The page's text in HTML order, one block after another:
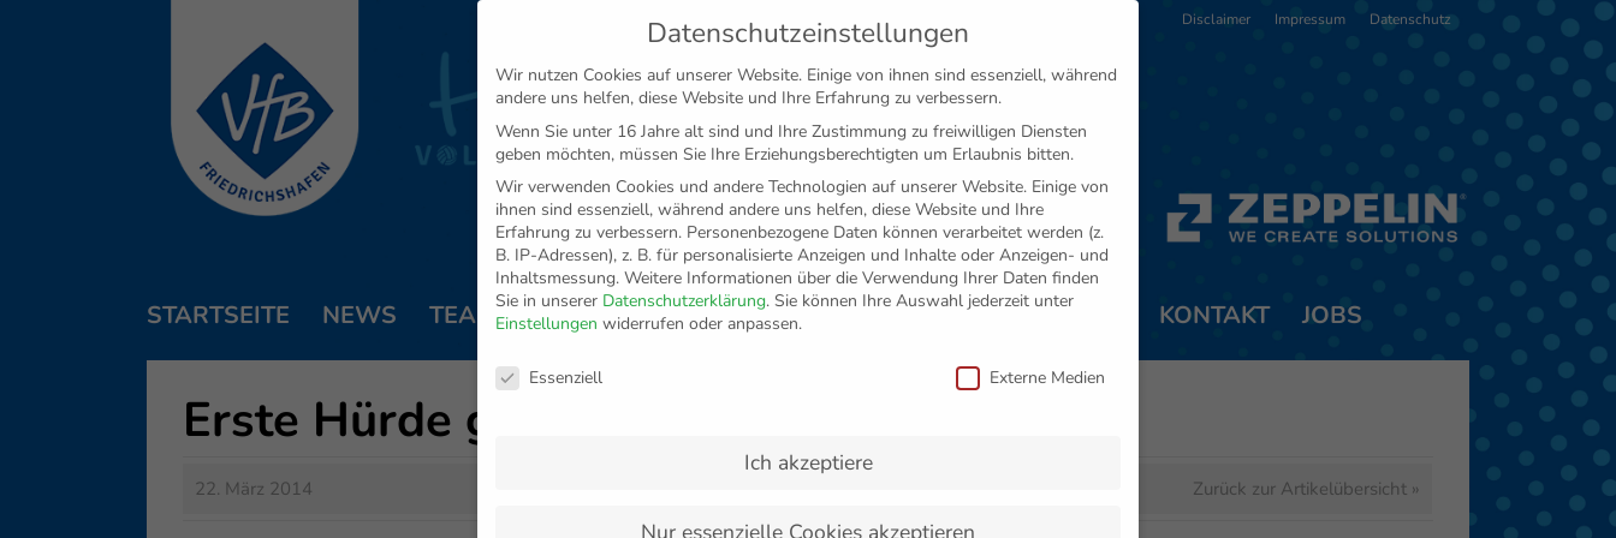
Disclaimer Impressum Datenschutz
STARTSEITE NEWS TEAM TICKETS FANSHOP VFB MEDIEN PARTNER KONTAKT JOBS
Erste Hürde genommen
22. März 2014 Zurück zur Artikelübersicht »
Datenschutzeinstellungen
Wir nutzen Cookies auf unserer Website. Einige von ihnen sind essenziell, während
andere uns helfen, diese Website und Ihre Erfahrung zu verbessern.
Wenn Sie unter 16 Jahre alt sind und Ihre Zustimmung zu freiwilligen Diensten
geben möchten, müssen Sie Ihre Erziehungsberechtigten um Erlaubnis bitten.
Wir verwenden Cookies und andere Technologien auf unserer Website. Einige von
ihnen sind essenziell, während andere uns helfen, diese Website und Ihre
Erfahrung zu verbessern. Personenbezogene Daten können verarbeitet werden (z.
B. IP-Adressen), z. B. für personalisierte Anzeigen und Inhalte oder Anzeigen- und
Inhaltsmessung. Weitere Informationen über die Verwendung Ihrer Daten finden
Sie in unserer Datenschutzerklärung. Sie können Ihre Auswahl jederzeit unter
Einstellungen widerrufen oder anpassen.
Datenschutzeinstellungen
Essenziell Externe Medien
Ich akzeptiere
Nur essenzielle Cookies akzeptieren